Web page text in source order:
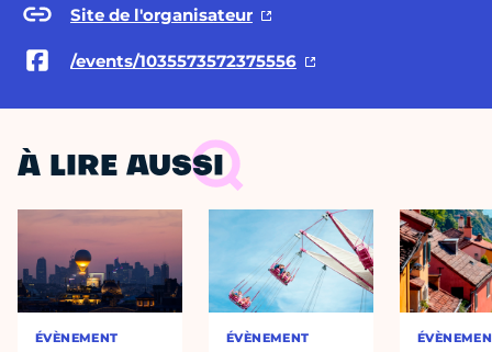
Site de l'organisateur
/events/1035573572375556
À LIRE AUSSI
ÉVÈNEMENT ÉVÈNEMENT